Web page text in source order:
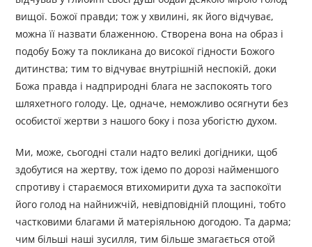
вищої. Божої правди; тож у хвилині, як його відчуває,
можна її назвати блаженною. Створена вона на образ і
подобу Божу та покликана до високої гідности Божого
дитинства; тим то відчуває внутрішній неспокій, доки
Божа правда і надприродні блага не заспокоять того
шляхетного голоду. Це, одначе, неможливо осягнути без
особистої жертви з нашого боку і поза убогістю духом.
Ми, може, сьогодні стали надто великі догідники, щоб
здобутися на жертву, тож ідемо по дорозі найменшого
спротиву і стараємося втихомирити духа та заспокоїти
його голод на найнижчій, невідповідній площині, тобто
частковими благами й матеріяльною догодою. Та дарма;
чим більші наші зусилля, тим більше змагається отой